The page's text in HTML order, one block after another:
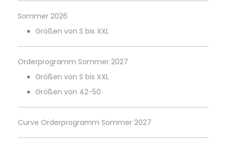
Sommer 2026
Größen von S bis XXL
Orderprogramm Sommer 2027
Größen von S bis XXL
Größen von 42-50
Curve Orderprogramm Sommer 2027